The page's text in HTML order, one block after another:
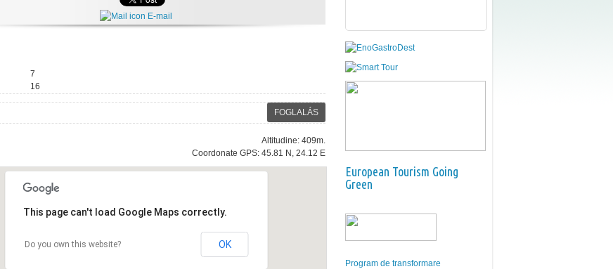
E-mail
7
16
FOGLALÁS
Altitudine: 409m.
Coordonate GPS: 45.81 N, 24.12 E
This page can't load Google Maps correctly.
Do you own this website? OK
European Tourism Going
Green
Program de transformare